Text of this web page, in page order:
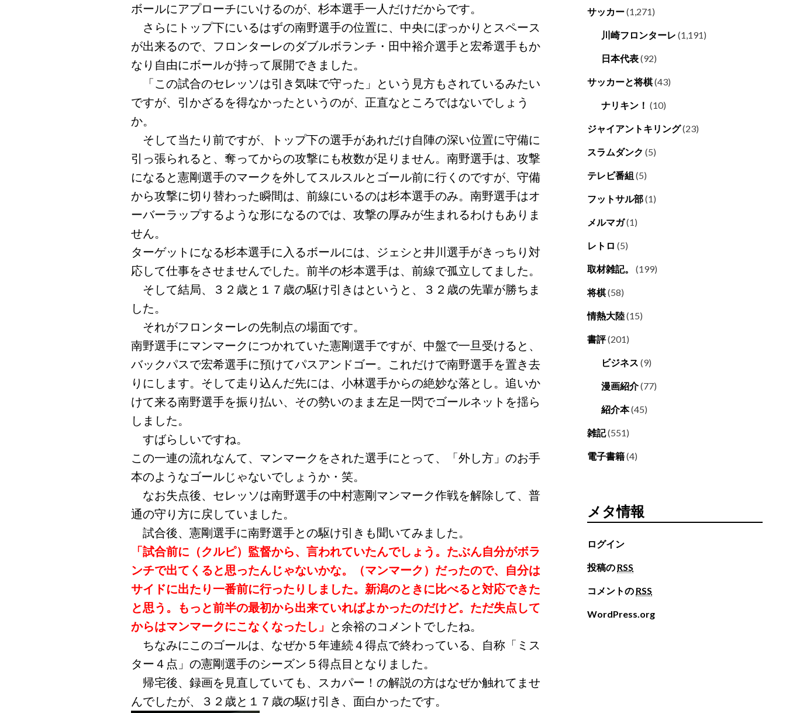
ボールにアプローチにいけるのが、杉本選手一人だけだからです。
さらにトップ下にいるはずの南野選手の位置に、中央にぽっかりとスペース
が出来るので、フロンターレのダブルボランチ・田中裕介選手と宏希選手もか
なり自由にボールが持って展開できました。
「この試合のセレッソは引き気味で守った」という見方もされているみたい
ですが、引かざるを得なかったというのが、正直なところではないでしょう
か。
そして当たり前ですが、トップ下の選手があれだけ自陣の深い位置に守備に
引っ張られると、奪ってからの攻撃にも枚数が足りません。南野選手は、攻撃
になると憲剛選手のマークを外してスルスルとゴール前に行くのですが、守備
から攻撃に切り替わった瞬間は、前線にいるのは杉本選手のみ。南野選手はオ
ーバーラップするような形になるのでは、攻撃の厚みが生まれるわけもありま
せん。
ターゲットになる杉本選手に入るボールには、ジェシと井川選手がきっちり対
応して仕事をさせませんでした。前半の杉本選手は、前線で孤立してました。
そして結局、３２歳と１７歳の駆け引きはというと、３２歳の先輩が勝ちま
した。
それがフロンターレの先制点の場面です。
南野選手にマンマークにつかれていた憲剛選手ですが、中盤で一旦受けると、
バックパスで宏希選手に預けてパスアンドゴー。これだけで南野選手を置き去
りにします。そして走り込んだ先には、小林選手からの絶妙な落とし。追いか
けて来る南野選手を振り払い、その勢いのまま左足一閃でゴールネットを揺ら
しました。
すばらしいですね。
この一連の流れなんて、マンマークをされた選手にとって、「外し方」のお手
本のようなゴールじゃないでしょうか・笑。
なお失点後、セレッソは南野選手の中村憲剛マンマーク作戦を解除して、普
通の守り方に戻していました。
試合後、憲剛選手に南野選手との駆け引きも聞いてみました。
「試合前に（クルピ）監督から、言われていたんでしょう。たぶん自分がボラ
ンチで出てくると思ったんじゃないかな。（マンマーク）だったので、自分は
サイドに出たり一番前に行ったりしました。新潟のときに比べると対応できた
と思う。もっと前半の最初から出来ていればよかったのだけど。ただ失点して
からはマンマークにこなくなったし」 と余裕のコメントでしたね。
ちなみにこのゴールは、なぜか５年連続４得点で終わっている、自称「ミス
ター４点」の憲剛選手のシーズン５得点目となりました。
帰宅後、録画を見直していても、スカパー！の解説の方はなぜか触れてませ
んでしたが、３２歳と１７歳の駆け引き、面白かったです。
サッカー(1,271)
川崎フロンターレ (1,191)
日本代表(92)
サッカーと将棋(43)
ナリキン！ (10)
ジャイアントキリング(23)
スラムダンク (5)
テレビ番組 (5)
フットサル部(1)
メルマガ(1)
レトロ (5)
取材雑記。 (199)
将棋(58)
情熱大陸(15)
書評(201)
ビジネス (9)
漫画紹介(77)
紹介本(45)
雑記(551)
電子書籍(4)
メタ情報
ログイン
投稿の RSS
コメントの RSS
WordPress.org